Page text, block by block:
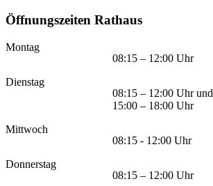
Öffnungszeiten Rathaus
Montag
08:15 – 12:00 Uhr
Dienstag
08:15 – 12:00 Uhr und
15:00 – 18:00 Uhr
Mittwoch
08:15 - 12:00 Uhr
Donnerstag
08:15 – 12:00 Uhr